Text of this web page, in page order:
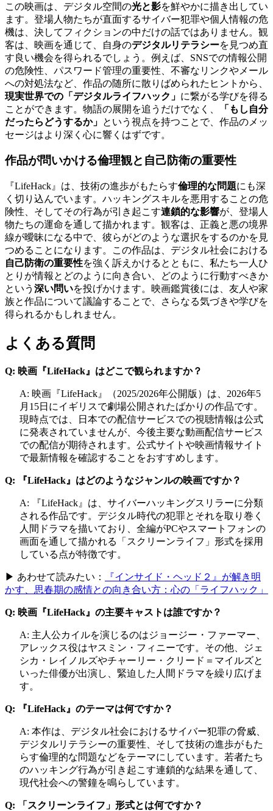
この映画は、デジタル空間の光と影を鮮やかに描き出してい
ます。登場人物たちが直面するサイバー犯罪や個人情報の危
機は、決してフィクションの中だけの話ではありません。観
客は、映画を通じて、自身のデジタルリテラシーを見つめ直
す良い機会を得られるでしょう。例えば、SNSでの情報公開
の危険性、パスワード管理の重要性、不審なリンクやメール
への対処法など、作品の随所に散りばめられたヒントから、
現実世界での「デジタルライフハック」 に繋がる学びを得る
ことができます。物語の展開を追うだけでなく、
「もし自分
だったらどうするか」 という視点を持つことで、作品のメッ
セージはより深く心に響くはずです。
作品が問いかける倫理観と自己防衛の重要性
『LifeHack』は、技術の進歩がもたらす倫理的な問題にも深
く切り込んでいます。ハッキングスキルを悪用することの危
険性、そしてその行為が引き起こす連鎖的な影響が、登場人
物たちの運命を通して描かれます。観客は、正義と悪の境界
線が曖昧になる中で、彼らがどのような選択をするのかを見
つめることになります。この作品は、デジタル社会における
自己防衛の重要性を強く訴えかけるとともに、私たち一人ひ
とりが情報とどのように向き合い、どのように行動すべきか
という 深い問いを投げかけます。映画鑑賞後には、友人や家
族と作品について議論することで、さらなる気づきや学びを
得られるかもしれません。
よくある質問
Q: 映画『LifeHack』はどこで観られますか？
A: 映画『LifeHack』（2025/2026年公開版）は、2026年5
月15日にイギリスで劇場公開されたばかりの作品です。
現時点では、日本での配信サービスでの視聴情報は公式
に発表されていませんが、今後主要な動画配信サービス
での配信が期待されます。公式サイトや映画情報サイト
で最新情報を確認することをおすすめします。
Q: 『LifeHack』はどのようなジャンルの映画ですか？
A: 『LifeHack』は、サイバーハッキングスリラーに分類
される作品です。デジタル時代の犯罪とそれを取り巻く
人間ドラマを描いており、全編がPCやスマートフォンの
画面を通して描かれる「スクリーンライフ」形式を採用
している点が特徴です。
▶ あわせて読みたい：
『インサイド・ヘッド２』が解き明
かす、思春期の感情との向き合い方：心の「ライフハック」
Q: 映画『LifeHack』の主要キャストは誰ですか？
A: 主人公カイルを演じるのはジョージー・ファーマー、
アレックス役はヤスミン・フィニーです。その他、ジェ
シカ・レイノルズやチャーリー・クリード＝マイルズと
いった俳優が出演し、緊迫した人間ドラマを繰り広げま
す。
Q: 『LifeHack』のテーマは何ですか？
A: 本作は、デジタル社会におけるサイバー犯罪の脅威、
デジタルリテラシーの重要性、そして技術の進歩がもた
らす倫理的な問題などをテーマにしています。若者たち
のハッキング行為が引き起こす連鎖的な結果を通して、
現代社会への警鐘を鳴らしています。
Q: 「スクリーンライフ」形式とは何ですか？